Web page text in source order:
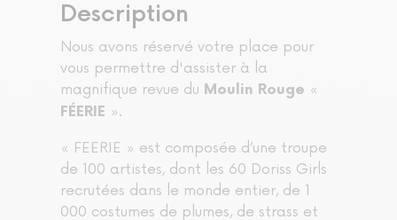
Description
Nous avons réservé votre place pour
vous permettre d'assister à la
magnifique revue du Moulin Rouge «
FÉERIE ».
« FEERIE » est composée d’une troupe
de 100 artistes, dont les 60 Doriss Girls
recrutées dans le monde entier, de 1
000 costumes de plumes, de strass et